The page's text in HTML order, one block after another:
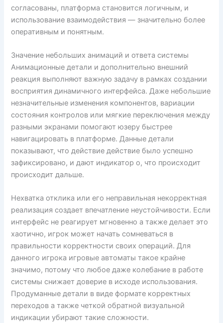
согласованы, платформа становится логичным, и
использование взаимодействия — значительно более
оперативным и понятным.
Значение небольших анимаций и ответа системы
Анимационные детали и дополнительно внешний
реакция выполняют важную задачу в рамках создании
восприятия динамичного интерфейса. Даже небольшие
незначительные изменения компонентов, вариации
состояния контролов или мягкие переключения между
разными экранами помогают юзеру быстрее
навигацировать в платформе. Данные детали
показывают, что действие действие было успешно
зафиксировано, и дают индикатор о, что происходит
происходит дальше.
Нехватка отклика или его неправильная некорректная
реализация создает впечатление неустойчивости. Если
интерфейс не реагирует мгновенно а также делает это
хаотично, игрок может начать сомневаться в
правильности корректности своих операций. Для
данного игрока игровые автоматы такое крайне
значимо, потому что любое даже колебание в работе
системы снижает доверие в исходе использования.
Продуманные детали в виде формате корректных
переходов а также четкой обратной визуальной
индикации убирают такие сложности.